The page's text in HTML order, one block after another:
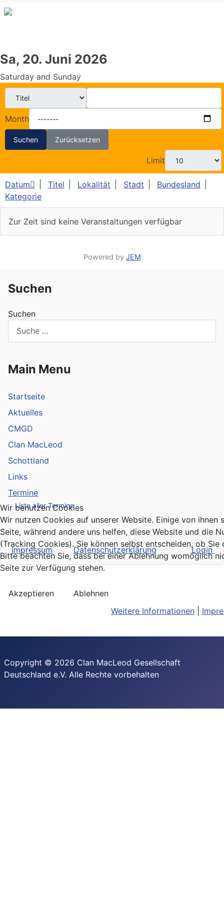
Suchen
Suchen
Main Menu
Startseite
Aktuelles
CMGD
Clan MacLeod
Schottland
Links
Termine
Liste aller Termine
Sa, 20. Juni 2026
Saturday and Sunday
Month
Suchen Zurücksetzen
Limit
Datum Titel Lokalität Stadt
Bundesland
Kategorie
Zur Zeit sind keine Veranstaltungen verfügbar
Powered by JEM
Impressum Datenschutzerklärung Login
Copyright © 2026 Clan MacLeod Gesellschaft
Deutschland e.V. Alle Rechte vorbehalten
Wir benutzen Cookies
Wir nutzen Cookies auf unserer Website. Einige von ihnen
Seite, während andere uns helfen, diese Website und die
(Tracking Cookies). Sie können selbst entscheiden, ob
Bitte beachten Sie, dass bei einer Ablehnung womöglich
Seite zur Verfügung stehen.
Akzeptieren
Ablehnen
Weitere Informationen|